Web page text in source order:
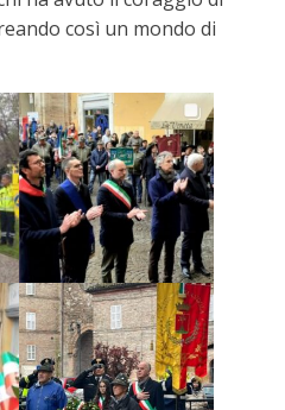
così un mondo di